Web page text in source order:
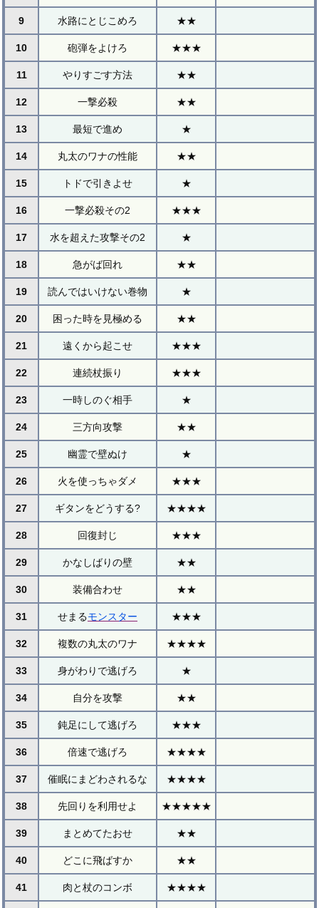
9 水路にとじこめろ ★★
10 砲弾をよけろ ★★★
11 やりすごす方法 ★★
12 一撃必殺 ★★
13 最短で進め ★
14 丸太のワナの性能 ★★
15 トドで引きよせ ★
16 一撃必殺その2 ★★★
17 水を超えた攻撃その2 ★
18 急がば回れ ★★
19 読んではいけない巻物 ★
20 困った時を見極める ★★
21 遠くから起こせ ★★★
22 連続杖振り ★★★
23 一時しのぐ相手 ★
24 三方向攻撃 ★★
25 幽霊で壁ぬけ ★
26 火を使っちゃダメ ★★★
27 ギタンをどうする? ★★★★
28 回復封じ ★★★
29 かなしばりの壁 ★★
30 装備合わせ ★★
31 せまるモンスター ★★★
32 複数の丸太のワナ ★★★★
33 身がわりで逃げろ ★
34 自分を攻撃 ★★
35 鈍足にして逃げろ ★★★
36 倍速で逃げろ ★★★★
37 催眠にまどわされるな ★★★★
38 先回りを利用せよ ★★★★★
39 まとめてたおせ ★★
40 どこに飛ばすか ★★
41 肉と杖のコンボ ★★★★